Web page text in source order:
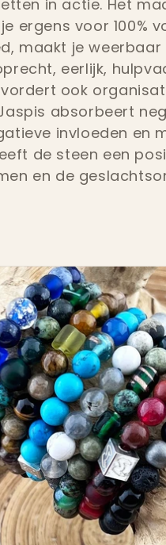
in actie. Het
ergens voor 100%
maakt je
eerlijk,
ook
absorbeert
invloeden en
de steen een
en de